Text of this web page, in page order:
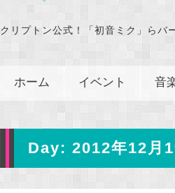
クリプトン公式！「初音ミク」らバ
ホーム イベント 音
Day: 2012年12月